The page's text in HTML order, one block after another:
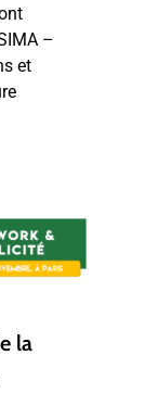
–
et
la